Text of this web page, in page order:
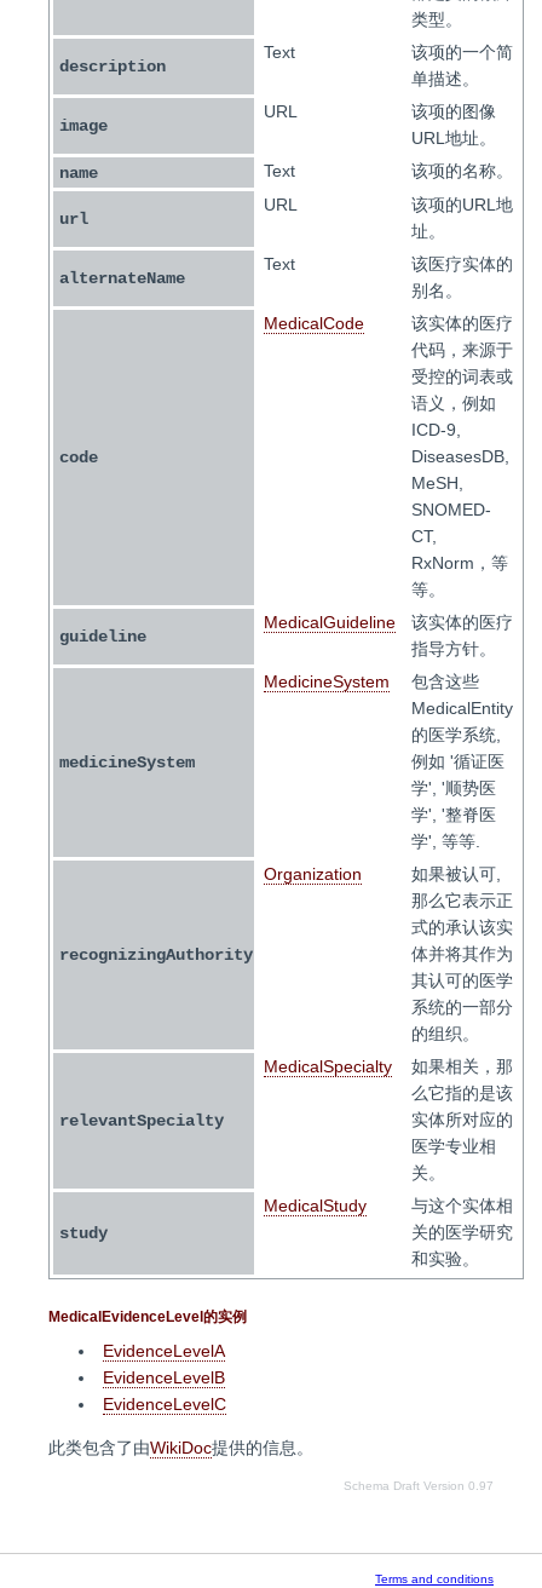
类型。
description
Text
该项的一个简
单描述。
image
URL
该项的图像
URL地址。
name
Text 该项的名称。
url
URL
该项的URL地
址。
alternateName
Text
该医疗实体的
别名。
code
MedicalCode
该实体的医疗
代码，来源于
受控的词表或
语义，例如
ICD-9,
DiseasesDB,
MeSH,
SNOMED-
CT,
RxNorm，等
等。
guideline
MedicalGuideline
该实体的医疗
指导方针。
medicineSystem
MedicineSystem
包含这些
MedicalEntity
的医学系统,
例如 '循证医
学', '顺势医
学', '整脊医
学', 等等.
recognizingAuthority
Organization
如果被认可,
那么它表示正
式的承认该实
体并将其作为
其认可的医学
系统的一部分
的组织。
relevantSpecialty
MedicalSpecialty
如果相关，那
么它指的是该
实体所对应的
医学专业相
关。
study
MedicalStudy
与这个实体相
关的医学研究
和实验。
MedicalEvidenceLevel的实例
EvidenceLevelA
EvidenceLevelB
EvidenceLevelC
此类包含了由WikiDoc提供的信息。
Schema Draft Version 0.97
Terms and conditions